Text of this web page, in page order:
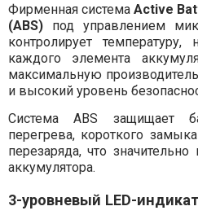
Фирменная система Active
(ABS)под управлением
контролирует
каждого элемента
максимальную
и высокий уровень
Система ABS защищает
перегрева, короткого
перезаряда, что
аккумулятора.
3-уровневый LED-